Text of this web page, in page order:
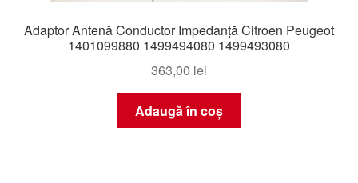
Adaptor Antenă Conductor Impedanță Citroen Peugeot
1401099880 1499494080 1499493080
363,00 lei
Adaugă în coș